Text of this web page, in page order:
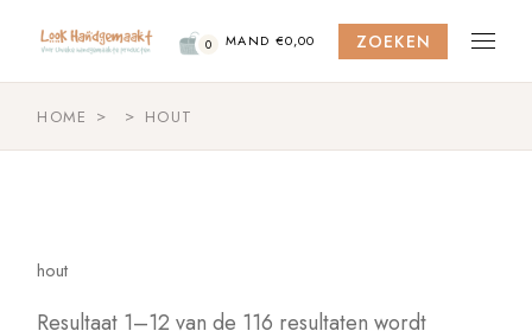
content
0 MAND €0,00 ZOEKEN
HOME HOUT
hout
Resultaat 1–12 van de 116 resultaten wordt